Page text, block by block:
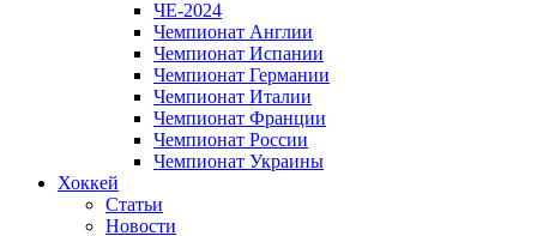
ЧЕ-2024
Чемпионат Англии
Чемпионат Испании
Чемпионат Германии
Чемпионат Италии
Чемпионат Франции
Чемпионат России
Чемпионат Украины
Хоккей
Статьи
Новости